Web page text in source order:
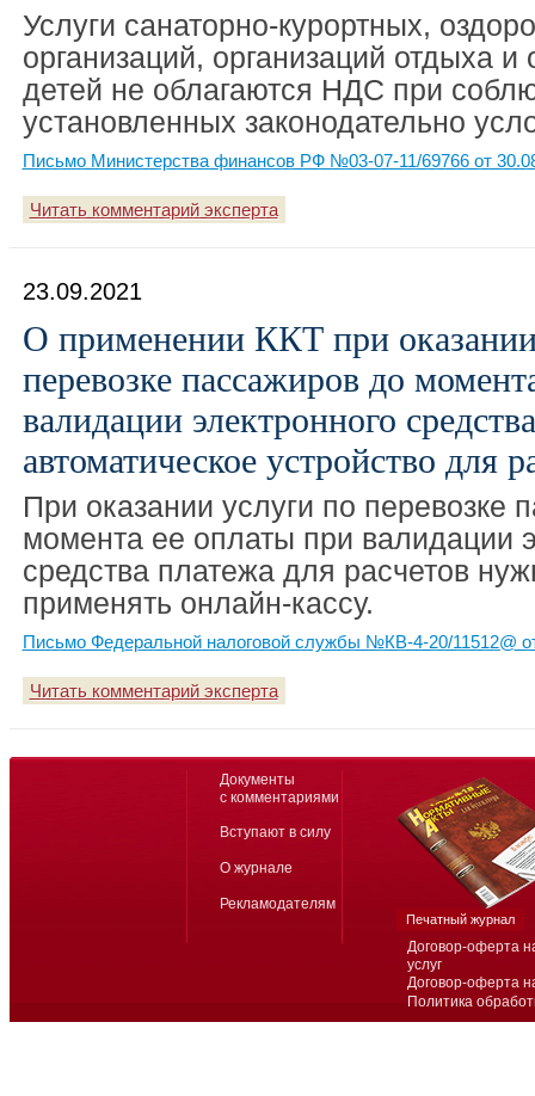
Услуги санаторно-курортных,
организаций, организаций отдыха и
детей не облагаются НДС при
установленных законодательно
Письмо Министерства финансов РФ №03-07-11/69766 от
Читать комментарий эксперта
23.09.2021
О применении ККТ при
перевозке пассажиров до
валидации электронного
автоматическое устройство для
При оказании услуги по перевозке
момента ее оплаты при валидации
средства платежа для расчетов
применять онлайн-кассу.
Письмо Федеральной налоговой службы №КВ-4-20/11512@
Читать комментарий эксперта
Договор-оферта
услуг
Договор-оферта
Политика
Документы
с комментариями
Вступают в силу
О журнале
Рекламодателям
Печатный журнал